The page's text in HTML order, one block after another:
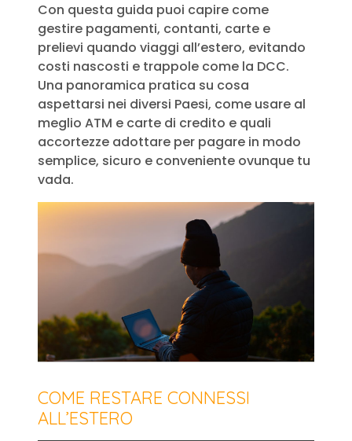
Con questa guida puoi capire come
gestire pagamenti, contanti, carte e
prelievi quando viaggi all’estero, evitando
costi nascosti e trappole come la DCC.
Una panoramica pratica su cosa
aspettarsi nei diversi Paesi, come usare al
meglio ATM e carte di credito e quali
accortezze adottare per pagare in modo
semplice, sicuro e conveniente ovunque tu
vada.
COME RESTARE CONNESSI
ALL’ESTERO